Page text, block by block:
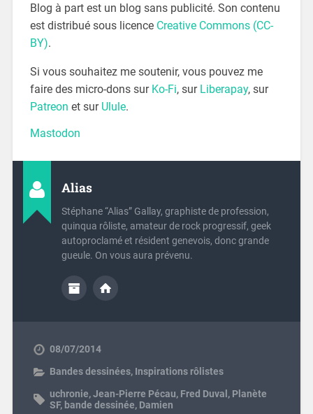
Blog à part est un blog sans publicité. Son contenu
est distribué sous licence Creative Commons (CC-
BY).
Si vous souhaitez me soutenir, vous pouvez me
faire des micro-dons sur Ko-Fi, sur Liberapay, sur
Patreon et sur Ulule.
Mastodon
Alias
Stéphane “Alias” Gallay, graphiste de profession,
quinqua rôliste, amateur de rock progressif, geek
autoproclamé et résident genevois, donc grande
gueule. On vous aura prévenu.
08/07/2014
Bandes dessinées, Inspirations rôlistes
uchronie,Jean-Pierre Pécau, Fred Duval , Planète
SF, bande dessinée, Damien